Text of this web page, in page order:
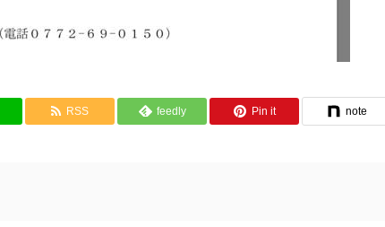
RSS feedly Pin it note